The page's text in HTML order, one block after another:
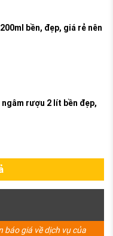
bền, đẹp, giá rẻ nên
rượu 2 lít bền đẹp,
báo giá về dịch vụ của